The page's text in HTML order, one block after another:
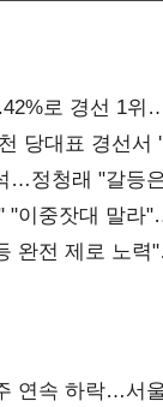
로 경선 1위
당대표 경선서
…정청래 "갈등
"이중잣대 말라
완전 제로 노
연속 하락…서